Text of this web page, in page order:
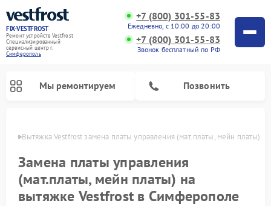
FIX-VESTFROST
Ремонт устройств Vestfrost
Специализированный
cервисный центр г.
Симферополь
+7 (800) 301-55-83
Ежедневно, с 10:00 до 20:00
+7 (800) 301-55-83
Звонок бесплатный по РФ
Мы ремонтируем Позвонить
Вытяжка Vestfrost замена платы управления (мат.платы, мейн платы)
Замена платы управления
(мат.платы, мейн платы) на
вытяжке Vestfrost в Симферополе